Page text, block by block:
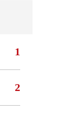
1
2